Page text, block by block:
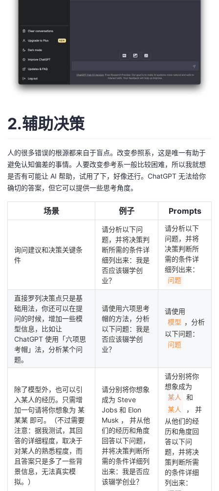
2.辅助决策
人的很多错误的根源都来自于盲点。改变参照系，这是唯一有助于
避免认知偏差的事情。人要改变参考系一般比较困难，所以我就想
是否有可能让 AI 帮助，试用了下，好像还行。ChatGPT 无法给你
确切的答案，但它可以提供一些思考角度。
场景 例子 Prompts
询问建议和决策关键条
件
请分析以下问
题，并将决策判
断所需的条件详
细列出来：我是
否应该辍学创
业？
请分析以下
问题，并将
决策判断所
需的条件详
细列出来：
问题
直接罗列决策点只是基
础用法，你还可以在提
问的时候，增加一些模
型信息，比如让
ChatGPT 使用「六项思
考帽」法，分析某个问
题。
请使用六项思考
帽的方法，分析
以下问题：我是
否应该辍学创
业？
请使用
模型 ，分析
以下问题：
问题
除了模型外，也可以引
入某人的经历。只需增
加一句请将你想象为 某
某某 即可。（不过需要
注意：据我测试，其回
答的详细程度，取决于
对某人的熟悉程度，而
且答案只是多了一些背
景信息，无法真实模
拟。）
请分别将你想象
成为 Steve
Jobs 和 Elon
Musk ， 并从他
们的经历和角度
回答以下问题，
并将决策判断所
需的条件详细列
出来：我是否应
该辍学创业？
请分别将你
想象成为
某人 和
某人
， 并
从他们的经
历和角度回
答以下问
题，并将决
策判断所需
的条件详细
列出来：